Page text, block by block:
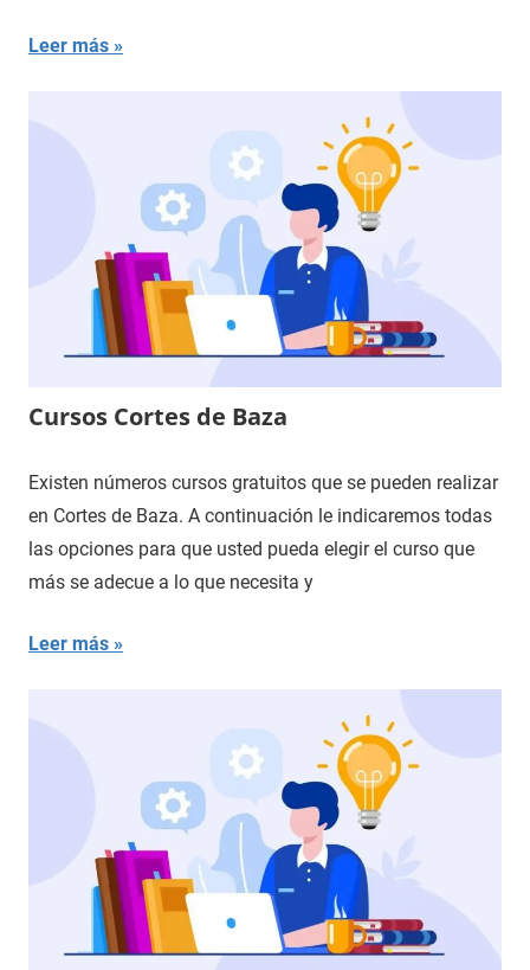
Leer más
Cursos Cortes de Baza
Existen números cursos gratuitos que se pueden realizar
en Cortes de Baza. A continuación le indicaremos todas
las opciones para que usted pueda elegir el curso que
más se adecue a lo que necesita y
Leer más